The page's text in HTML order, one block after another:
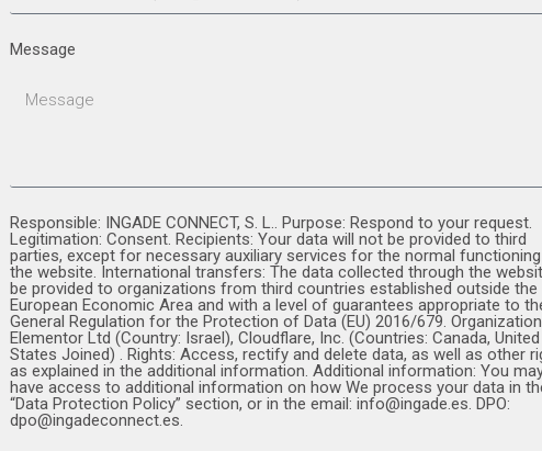
Message
Responsible: INGADE CONNECT, S. L.. Purpose: Respond to your request.
Legitimation: Consent. Recipients: Your data will not be provided to third
parties, except for necessary auxiliary services for the normal
the website. International transfers: The data collected through the
be provided to organizations from third countries established outside the
European Economic Area and with a level of guarantees appropriate to
General Regulation for the Protection of Data (EU) 2016/679.
Elementor Ltd (Country: Israel), Cloudflare, Inc. (Countries: Canada, United
States Joined) . Rights: Access, rectify and delete data, as well as other
as explained in the additional information. Additional information: You
have access to additional information on how We process your data in
“Data Protection Policy” section, or in the email: info@ingade.es. DPO:
dpo@ingadeconnect.es.